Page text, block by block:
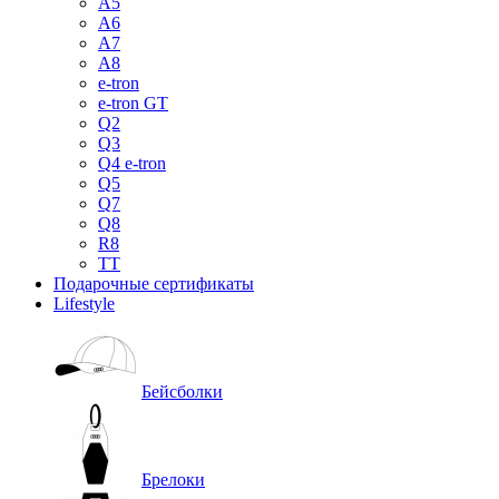
A6
A7
A8
e-tron
e-tron GT
Q2
Q3
Q4 e-tron
Q5
Q7
Q8
R8
TT
Подарочные сертификаты
Lifestyle
Бейсболки
Брелоки